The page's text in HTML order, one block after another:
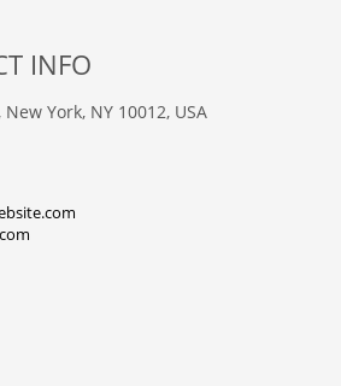
INFO
York, NY 10012, USA